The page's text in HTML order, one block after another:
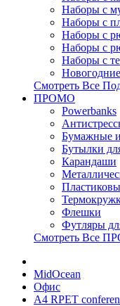
Наборы с
Наборы с
Наборы с
Наборы с
Наборы с
Смотреть Все
ПРОМО
Powerbanks
Бумажные
Бутылки
Карандаши
Флешки
Футляры
Смотреть Все
MidOcean
Офис
A4 RPET